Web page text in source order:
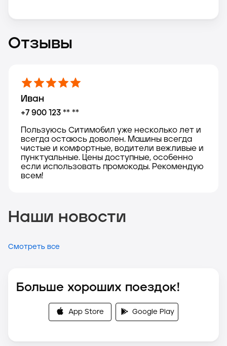
Отзывы
Иван
+7 900 123 ** **
Пользуюсь Ситимобил уже несколько лет и
всегда остаюсь доволен. Машины всегда
чистые и комфортные, водители вежливые и
пунктуальные. Цены доступные, особенно
если использовать промокоды. Рекомендую
всем!
Мария
Сергей
Ольга
Максим
Анна
Михаил
Екатерина
Наши новости
Смотреть все
Больше хороших поездок!
App Store Google Play